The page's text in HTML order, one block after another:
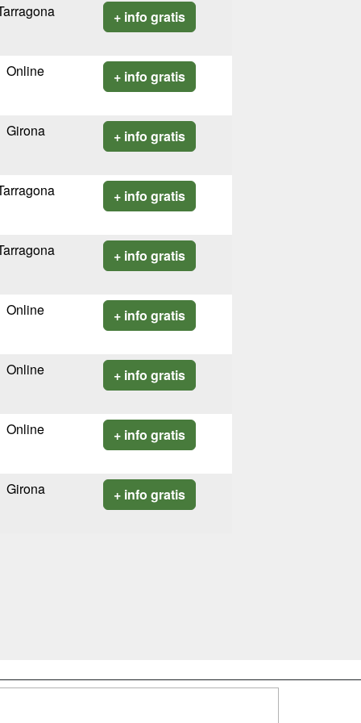
+ info gratis
Online + info gratis
Girona + info gratis
+ info gratis
+ info gratis
Online + info gratis
Online + info gratis
Online + info gratis
Girona + info gratis